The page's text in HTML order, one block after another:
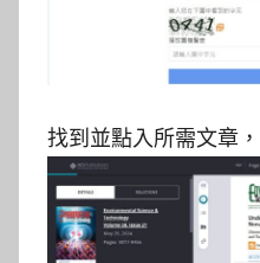
找到並點入所需文章，